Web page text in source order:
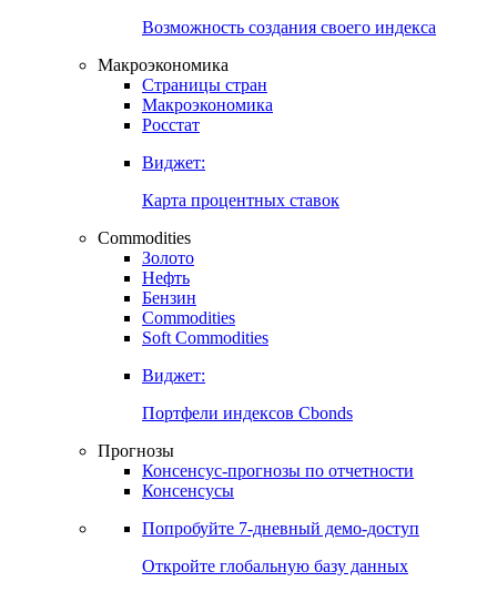
Возможность создания своего индекса
Макроэкономика
Страницы стран
Макроэкономика
Росстат
Виджет:
Карта процентных ставок
Commodities
Золото
Нефть
Бензин
Commodities
Soft Commodities
Виджет:
Портфели индексов Cbonds
Прогнозы
Консенсус-прогнозы по отчетности
Консенсусы
Попробуйте 7-дневный демо-доступ
Откройте глобальную базу данных